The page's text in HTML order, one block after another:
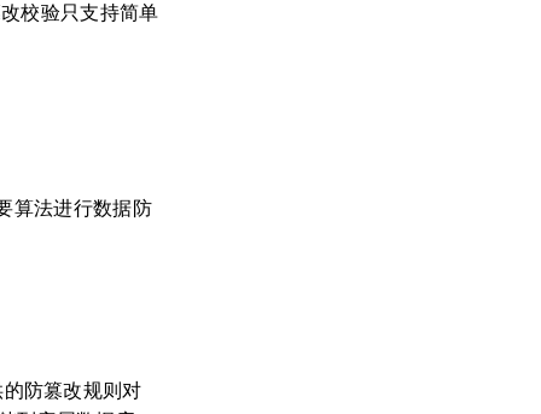
校验只支持简单
算法进行数据防
防篡改规则对